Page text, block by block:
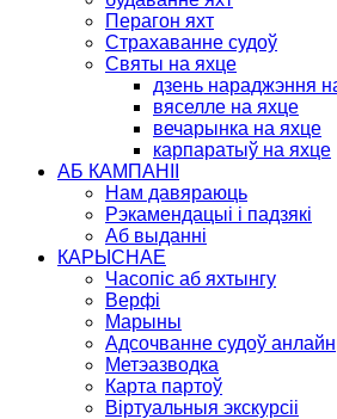
Перагон яхт
Страхаванне судоў
Святы на яхце
дзень нараджэння
вяселле на яхце
вечарынка на яхце
карпаратыў на яхце
АБ КАМПАНІІ
Нам давяраюць
Рэкамендацыі і падзякі
Аб выданні
КАРЫСНАЕ
Часопіс аб яхтынгу
Верфі
Марыны
Адсочванне судоў анлайн
Метэазводка
Карта партоў
Віртуальныя экскурсіі